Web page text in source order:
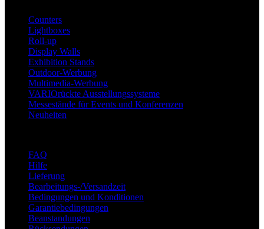
Counters
Lightboxes
Roll-up
Display Walls
Exhibition Stands
Outdoor-Werbung
Multimedia-Werbung
VARIOrückte Ausstellungssysteme
Messestände für Events und Konferenzen
Neuheiten
FAQ
Hilfe
Lieferung
Bearbeitungs-/Versandzeit
Bedingungen und Konditionen
Garantiebedingungen
Beanstandungen